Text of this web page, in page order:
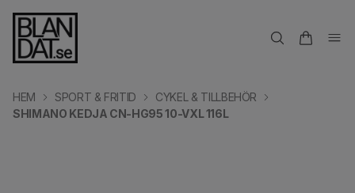
HEM SPORT & FRITID
CYKEL & TILLBEHÖR
SHIMANO KEDJA CN-HG95 10-VXL 116L